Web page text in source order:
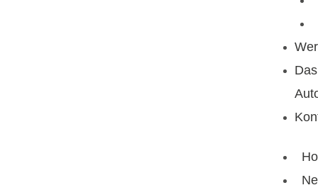
Das